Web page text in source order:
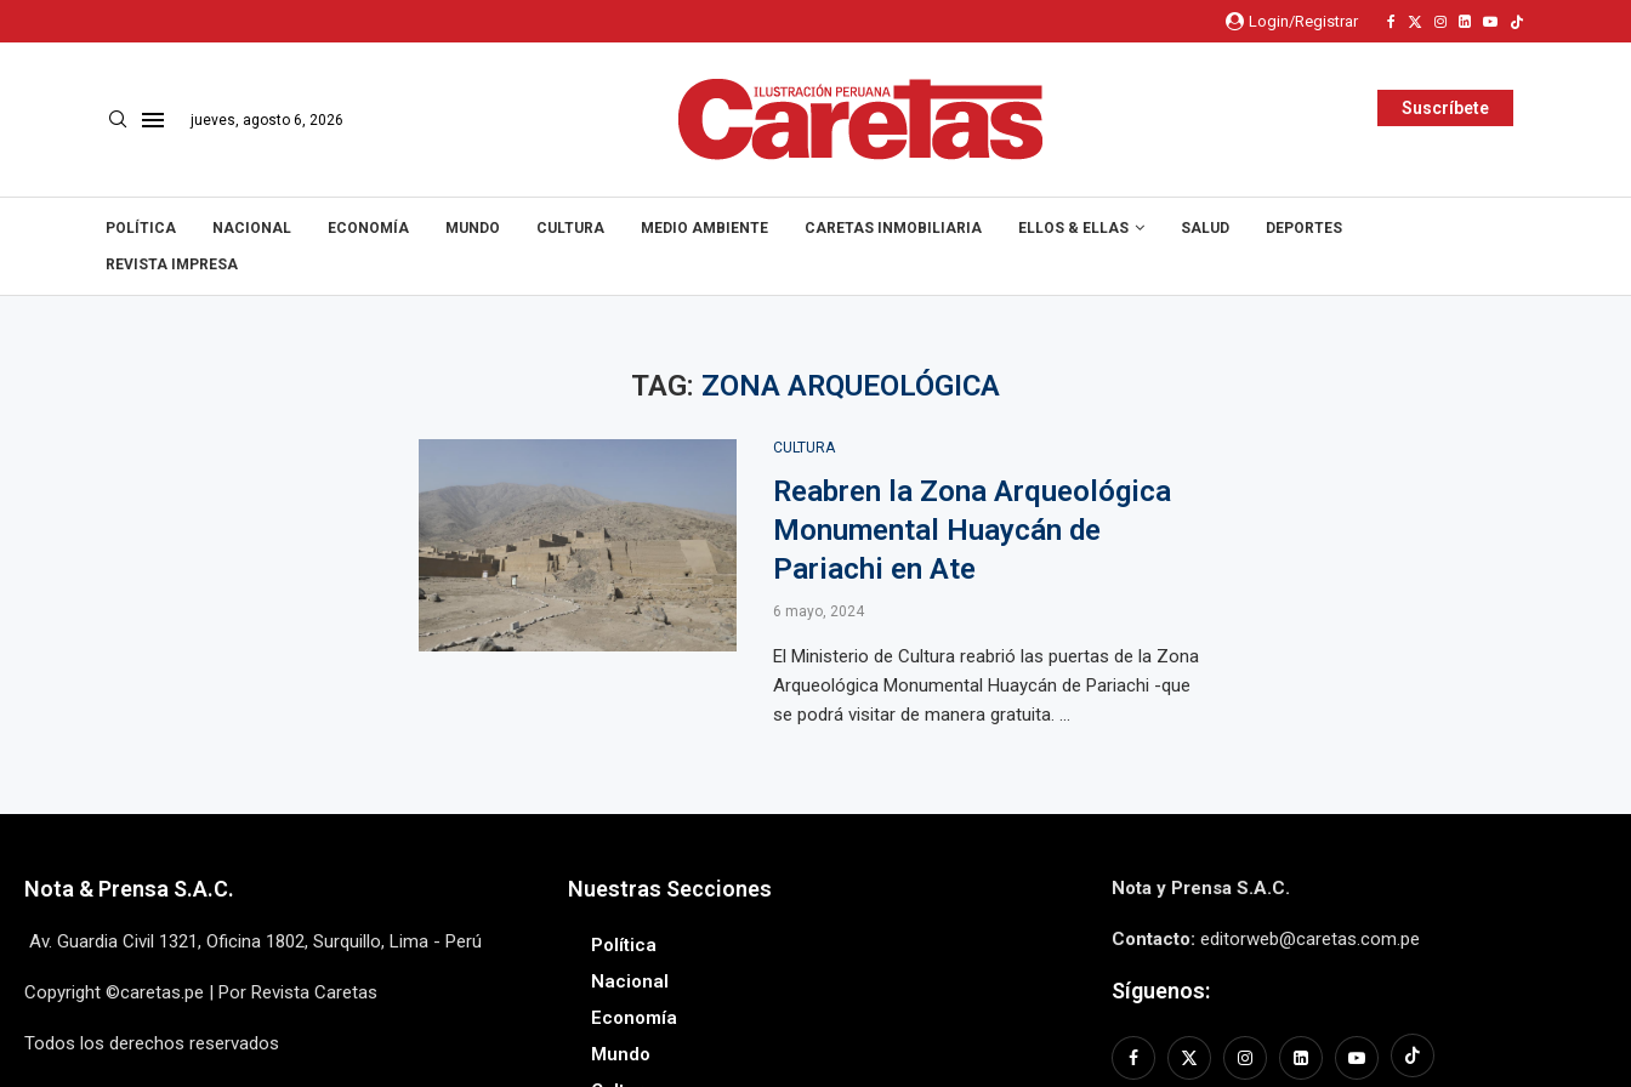
Login/Registrar
jueves, agosto 6, 2026
Suscríbete
POLÍTICA NACIONAL ECONOMÍA MUNDO CULTURA MEDIO AMBIENTE CARETAS INMOBILIARIA ELLOS & ELLAS SALUD DEPORTES
REVISTA IMPRESA
TAG: ZONA ARQUEOLÓGICA
CULTURA
Reabren la Zona Arqueológica
Monumental Huaycán de
Pariachi en Ate
6 mayo, 2024
El Ministerio de Cultura reabrió las puertas de la Zona
Arqueológica Monumental Huaycán de Pariachi -que
se podrá visitar de manera gratuita. ...
Nota & Prensa S.A.C.
Av. Guardia Civil 1321, Oficina 1802, Surquillo, Lima - Perú
Copyright ©caretas.pe | Por Revista Caretas
Todos los derechos reservados
Nuestras Secciones
Política
Nacional
Economía
Mundo
Nota y Prensa S.A.C.
Contacto: editorweb@caretas.com.pe
Síguenos: